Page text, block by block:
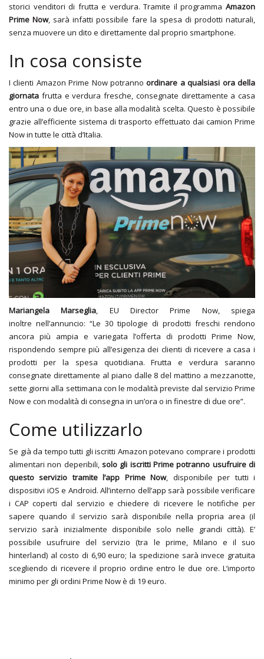
storici venditori di frutta e verdura. Tramite il programma Amazon
Prime Now, sarà infatti possibile fare la spesa di prodotti naturali,
senza muovere un dito e direttamente dal proprio smartphone.
In cosa consiste
I clienti Amazon Prime Now potranno ordinare a qualsiasi ora della
giornata frutta e verdura fresche, consegnate direttamente a casa
entro una o due ore, in base alla modalità scelta. Questo è possibile
grazie all’efficiente sistema di trasporto effettuato dai camion Prime
Now in tutte le città d’Italia.
Mariangela Marseglia, EU Director Prime Now, spiega
inoltre nell’annuncio: “Le 30 tipologie di prodotti freschi rendono
ancora più ampia e variegata l’offerta di prodotti Prime Now,
rispondendo sempre più all’esigenza dei clienti di ricevere a casa i
prodotti per la spesa quotidiana. Frutta e verdura saranno
consegnate direttamente al piano dalle 8 del mattino a mezzanotte,
sette giorni alla settimana con le modalità previste dal servizio Prime
Now e con modalità di consegna in un’ora o in finestre di due ore”.
Come utilizzarlo
Se già da tempo tutti gli iscritti Amazon potevano comprare i prodotti
alimentari non deperibili, solo gli iscritti Prime potranno usufruire di
questo servizio tramite l’app Prime Now, disponibile per tutti i
dispositivi iOS e Android. All’interno dell’app sarà possibile verificare
i CAP coperti dal servizio e chiedere di ricevere le notifiche per
sapere quando il servizio sarà disponibile nella propria area (il
servizio sarà inizialmente disponibile solo nelle grandi città). E’
possibile usufruire del servizio (tra le prime, Milano e il suo
hinterland) al costo di 6,90 euro; la spedizione sarà invece gratuita
scegliendo di ricevere il proprio ordine entro le due ore. L’importo
minimo per gli ordini Prime Now è di 19 euro.